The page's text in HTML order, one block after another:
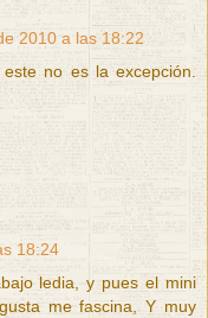
2010 a las 18:22
no es la excepción.
18:24
ledia, y pues el mini
me fascina, Y muy